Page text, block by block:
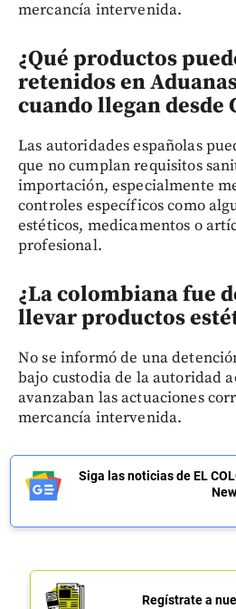
mercancía intervenida.
¿Qué productos
retenidos en
cuando llegan desde
Las autoridades españolas
que no cumplan requisitos
importación, especialmente
controles específicos como
estéticos, medicamentos o
profesional.
¿La colombiana fue
llevar productos
No se informó de una
bajo custodia de la autoridad
avanzaban las actuaciones
mercancía intervenida.
Siga las noticias de EL
Regístrate a